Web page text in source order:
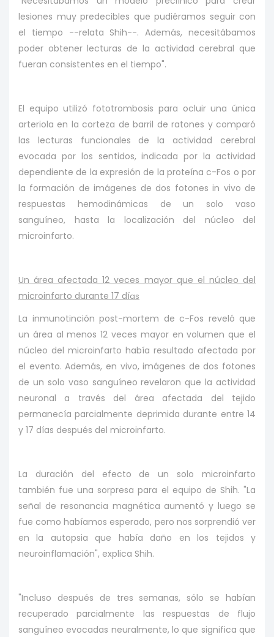
lesiones muy predecibles que pudiéramos seguir con
el tiempo --relata Shih--. Además, necesitábamos
poder obtener lecturas de la actividad cerebral que
fueran consistentes en el tiempo".
El equipo utilizó fototrombosis para ocluir una única
arteriola en la corteza de barril de ratones y comparó
las lecturas funcionales de la actividad cerebral
evocada por los sentidos, indicada por la actividad
dependiente de la expresión de la proteína c-Fos o por
la formación de imágenes de dos fotones in vivo de
respuestas hemodinámicas de un solo vaso
sanguíneo, hasta la localización del núcleo del
microinfarto.
Un área afectada 12 veces mayor que el núcleo del
microinfarto durante 17 días
La inmunotinción post-mortem de c-Fos reveló que
un área al menos 12 veces mayor en volumen que el
núcleo del microinfarto había resultado afectada por
el evento. Además, en vivo, imágenes de dos fotones
de un solo vaso sanguíneo revelaron que la actividad
neuronal a través del área afectada del tejido
permanecía parcialmente deprimida durante entre 14
y 17 días después del microinfarto.
La duración del efecto de un solo microinfarto
también fue una sorpresa para el equipo de Shih. "La
señal de resonancia magnética aumentó y luego se
fue como habíamos esperado, pero nos sorprendió ver
en la autopsia que había daño en los tejidos y
neuroinflamación", explica Shih.
"Incluso después de tres semanas, sólo se habían
recuperado parcialmente las respuestas de flujo
sanguíneo evocadas neuralmente, lo que significa que